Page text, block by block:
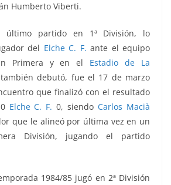
Humberto Viberti.
último partido en 1ª División, lo
del Elche C. F. ante el equipo
Primera y en el Estadio de La
debutó, fue el 17 de marzo
que finalizó con el resultado
0 Elche C. F. 0, siendo Carlos Macià
que le alineó por última vez en un
División, jugando el partido
1984/85 jugó en 2ª División